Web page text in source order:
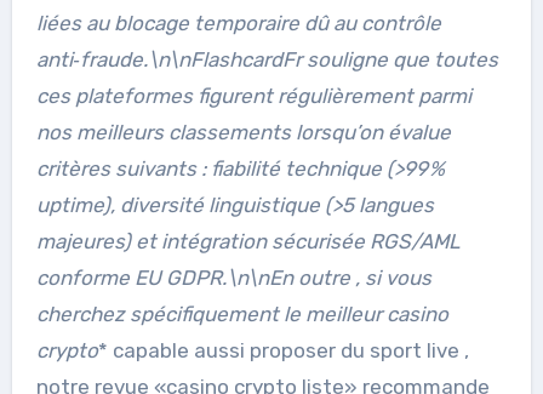
liées au blocage temporaire dû au contrôle
anti‑fraude.\n\nFlashcardFr souligne que toutes
ces plateformes figurent régulièrement parmi
nos meilleurs classements lorsqu’on évalue
critères suivants : fiabilité technique (>99 %
uptime), diversité linguistique (>5 langues
majeures) et intégration sécurisée RGS/AML
conforme EU GDPR.\n\nEn outre , si vous
cherchez spécifiquement le meilleur casino
crypto* capable aussi proposer du sport live ,
notre revue «casino crypto liste» recommande